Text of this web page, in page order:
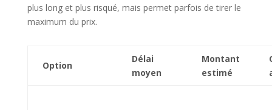
plus long et plus risqué, mais permet parfois de tirer le
maximum du prix.
Option
Délai
moyen
Montant
estimé